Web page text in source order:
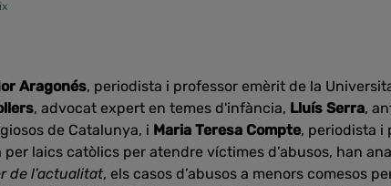
Aragonés, periodista i professor emèrit de la
, advocat expert en temes d'infància, Lluís Serra,
de Catalunya, i Maria Teresa Compte, periodista i
per laics catòlics per atendre víctimes d’abusos, han
de l'actualitat, els casos d’abusos a menors comesos